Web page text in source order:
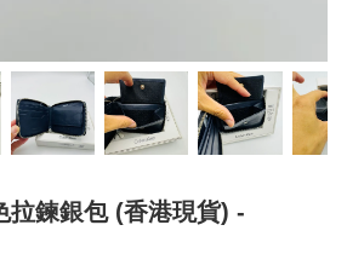
鍊銀包 (香港現貨) -